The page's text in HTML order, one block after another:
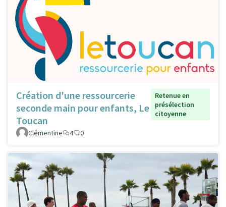
Création d'une ressourcerie
seconde main pour enfants, Le
Toucan
Retenue en
présélection
citoyenne
Clémentine 4 0